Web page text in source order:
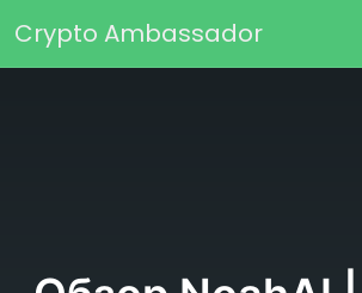
Основная
Crypto Ambassador